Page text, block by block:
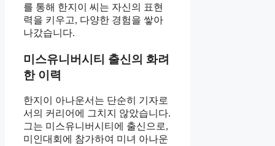
를 통해 한지이 씨는 자신의 표현
력을 키우고, 다양한 경험을 쌓아
나갔습니다.
미스유니버시티 출신의 화려
한 이력
한지이 아나운서는 단순히 기자로
서의 커리어에 그치지 않았습니다.
그는 미스유니버시티에 출신으로,
미인대회에 참가하여 미녀 아나운